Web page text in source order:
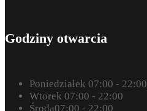
Godziny otwarcia
Poniedziałek 07:00 - 22:00
Wtorek 07:00 - 22:00
Środa07:00 - 22:00